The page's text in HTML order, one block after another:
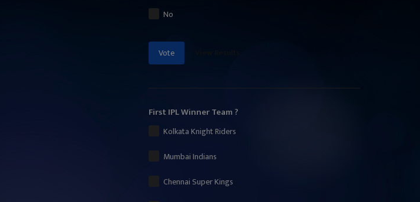
No
Vote
First IPL Winner Team ?
Kolkata Knight Riders
Mumbai Indians
Chennai Super Kings